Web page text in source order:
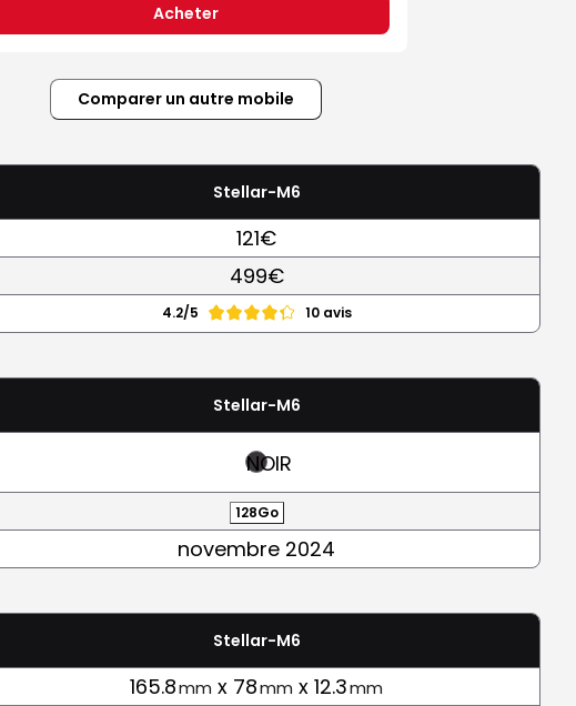
Acheter
Comparer un autre mobile
Stellar-M6
121€
499€
4.2/5 10 avis
Stellar-M6
NOIR
128Go
novembre 2024
Stellar-M6
165.8mm x 78mm x 12.3mm